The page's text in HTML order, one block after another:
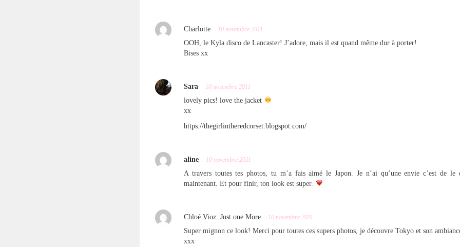
Charlotte 10 novembre 2011
OOH, le Kyla disco de Lancaster! J’adore, mais il est quand même dur à porter!
Bises xx
Sara 10 novembre 2011
lovely pics! love the jacket
xx
https://thegirlintheredcorset.blogspot.com/
aline 10 novembre 2011
A travers toutes tes photos, tu m’a fais aimé le Japon. Je n’ai qu’une envie c’est de
maintenant. Et pour finir, ton look est super.
Chloé Vioz: Just one More 10 novembre 2011
Super mignon ce look! Merci pour toutes ces supers photos, je découvre Tokyo et son
xxx